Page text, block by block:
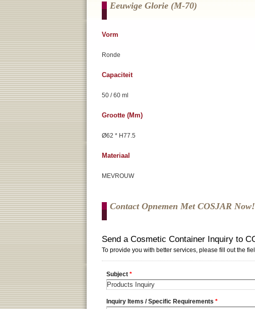
Eeuwige Glorie (m-70)
Vorm
Ronde
Capaciteit
50 / 60 ml
Grootte (mm)
Ø62 * H77.5
Materiaal
MEVROUW
Contact Opnemen Met COSJAR Now!